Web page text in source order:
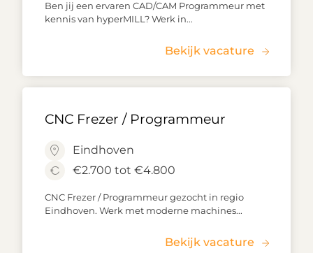
Ben jij een ervaren CAD/CAM Programmeur met
kennis van hyperMILL? Werk in...
Bekijk vacature
CNC Frezer / Programmeur
Eindhoven
€2.700 tot €4.800
CNC Frezer / Programmeur gezocht in regio
Eindhoven. Werk met moderne machines...
Bekijk vacature